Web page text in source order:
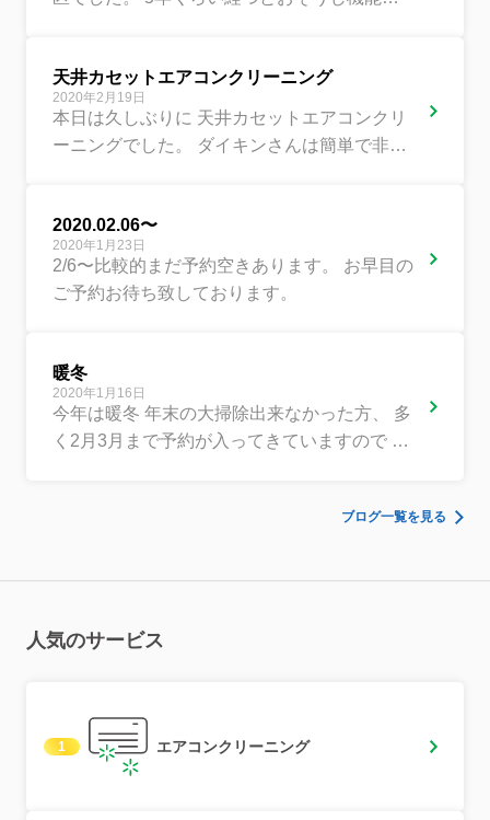
天井カセットエアコンクリーニング
2020年2月19日
本日は久しぶりに 天井カセットエアコンクリ
ーニングでした。 ダイキンさんは簡単で非常
2020.02.06〜
2020年1月23日
2/6〜比較的まだ予約空きあります。 お早目の
ご予約お待ち致しております。
暖冬
2020年1月16日
今年は暖冬 年末の大掃除出来なかった方、 多
く2月3月まで予約が入ってきていますので お
ブログ一覧を見る
人気のサービス
1 エアコンクリーニング